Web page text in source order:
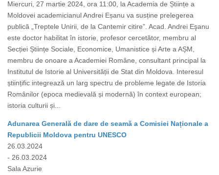
Miercuri, 27 martie 2024, ora 11:00, la Academia de Științe a
Moldovei academicianul Andrei Eșanu va susține prelegerea
publică „Treptele Unirii, de la Cantemir citire”. Acad. Andrei Eşanu
este doctor habilitat în istorie, profesor cercetător, membru al
Secției Științe Sociale, Economice, Umanistice și Arte a AȘM,
membru de onoare a Academiei Române, consultant principal la
Institutul de Istorie al Universității de Stat din Moldova. Interesul
științific integrează un larg spectru de probleme legate de Istoria
Românilor (epoca medievală și modernă) în context european;
istoria culturii și...
Adunarea Generală de dare de seamă a Comisiei Naționale a
Republicii Moldova pentru UNESCO
26.03.2024
- 26.03.2024
Sala Azurie